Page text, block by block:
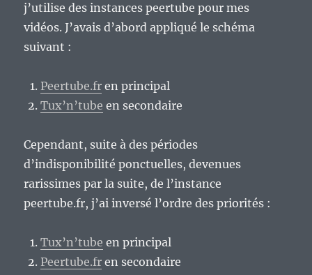
j’utilise des instances peertube pour mes
vidéos. J’avais d’abord appliqué le schéma
suivant :
Peertube.fr en principal
Tux’n’tube en secondaire
Cependant, suite à des périodes
d’indisponibilité ponctuelles, devenues
rarissimes par la suite, de l’instance
peertube.fr, j’ai inversé l’ordre des priorités :
Tux’n’tube en principal
Peertube.fr en secondaire